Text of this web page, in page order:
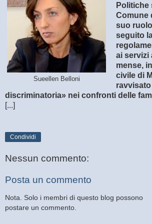
Sueellen Belloni
Politiche
Comune
suo
seguito
ai servizi
mense,
civile di
discriminatoria» nei confronti delle
[...]
Condividi
Nessun commento:
Posta un commento
Nota. Solo i membri di questo blog possono
postare un commento.